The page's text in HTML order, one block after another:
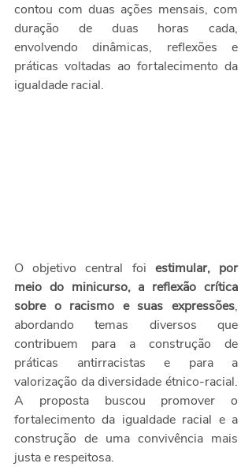
contou com duas ações mensais, com
duração de duas horas cada,
envolvendo dinâmicas, reflexões e
práticas voltadas ao fortalecimento da
igualdade racial.
O objetivo central foi estimular, por
meio do minicurso, a reflexão crítica
sobre o racismo e suas expressões,
abordando temas diversos que
contribuem para a construção de
práticas antirracistas e para a
valorização da diversidade étnico-racial.
A proposta buscou promover o
fortalecimento da igualdade racial e a
construção de uma convivência mais
justa e respeitosa.